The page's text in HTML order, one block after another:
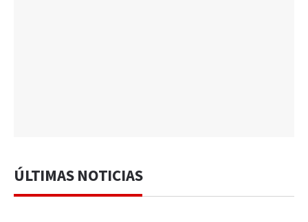
ÚLTIMAS NOTICIAS